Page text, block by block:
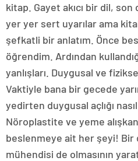
kitap. Gayet akıcı bir dil,
yer yer sert uyarılar ama
şefkatli bir anlatım. Önce
öğrendim. Ardından
yanlışları. Duygusal ve
Vaktiyle bana bir gecede
yedirten duygusal açlığı
Nöroplastite ve yeme
beslenmeye ait her şeyi! Bir
mühendisi de olmasının